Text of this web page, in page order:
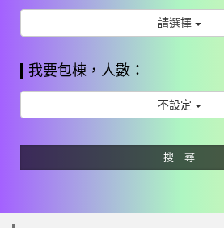
請選擇
我要包棟，人數：
不設定
搜 尋